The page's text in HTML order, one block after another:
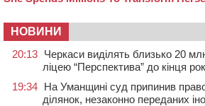
НОВИНИ
20:13 Черкаси виділять близько 20
ліцею “Перспектива” до кінця
19:34 На Уманщині суд припинив
ділянок, незаконно переданих